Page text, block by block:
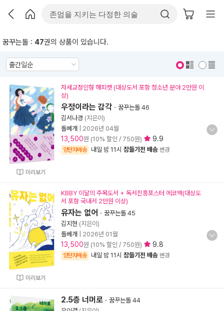
꿈꾸는돌 : 47권의 상품이 있습니다.
미리보기
자세교정인형 해피캣 (대상도서 포함 청소년 분야 2만원 이
상)
우정이라는 감각 - 꿈꾸는돌 46
김서나경 (지은이)
돌베개
2026년 04월
13,500원 (10% 할인 / 750원) 9.9
양탄자배송 내일 밤 11시 잠들기전 배송 변경
미리보기
KBBY 이달의 주목도서 + 독서진흥포스터 에코백(대상도
서 포함 국내서 2만원 이상)
유자는 없어 - 꿈꾸는돌 45
김지현 (지은이)
돌베개
2026년 01월
13,500원 (10% 할인 / 750원) 9.8
양탄자배송 내일 밤 11시 잠들기전 배송 변경
2.5층 너머로 - 꿈꾸는돌 44